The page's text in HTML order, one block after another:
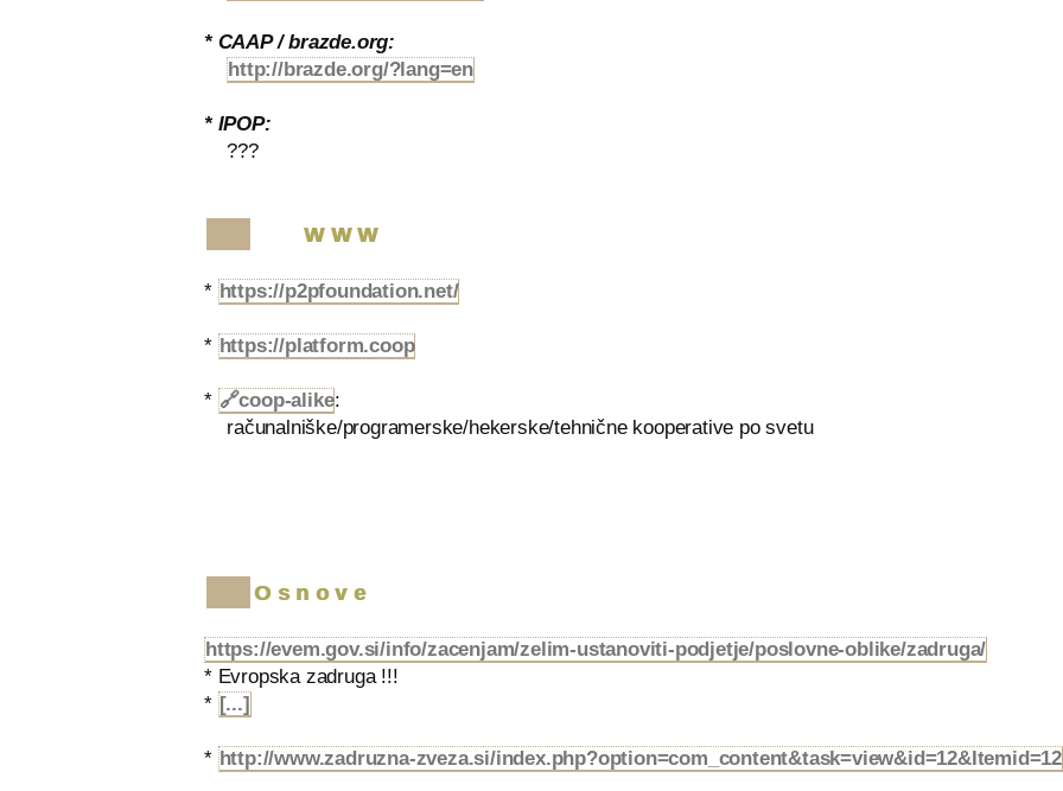
* CAAP / brazde.org:
http://brazde.org/?lang=en
* IPOP:
???
WWW
* https://p2pfoundation.net/
* https://platform.coop
* 🔗coop-alike:
računalniške/programerske/hekerske/tehnične kooperative po svetu
Osnove
https://evem.gov.si/info/zacenjam/zelim-ustanoviti-podjetje/poslovne-oblike/zadruga/
* Evropska zadruga !!!
* [...]
* http://www.zadruzna-zveza.si/index.php?option=com_content&task=view&id=12&Itemid=12